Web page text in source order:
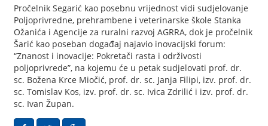
Pročelnik Segarić kao posebnu vrijednost vidi sudjelovanje
Poljoprivredne, prehrambene i veterinarske škole Stanka
Ožanića i Agencije za ruralni razvoj AGRRA, dok je pročelnik
Šarić kao poseban događaj najavio inovacijski forum:
“Znanost i inovacije: Pokretači rasta i održivosti
poljoprivrede”, na kojemu će u petak sudjelovati prof. dr.
sc. Božena Krce Miočić, prof. dr. sc. Janja Filipi, izv. prof. dr.
sc. Tomislav Kos, izv. prof. dr. sc. Ivica Zdrilić i izv. prof. dr.
sc. Ivan Župan.